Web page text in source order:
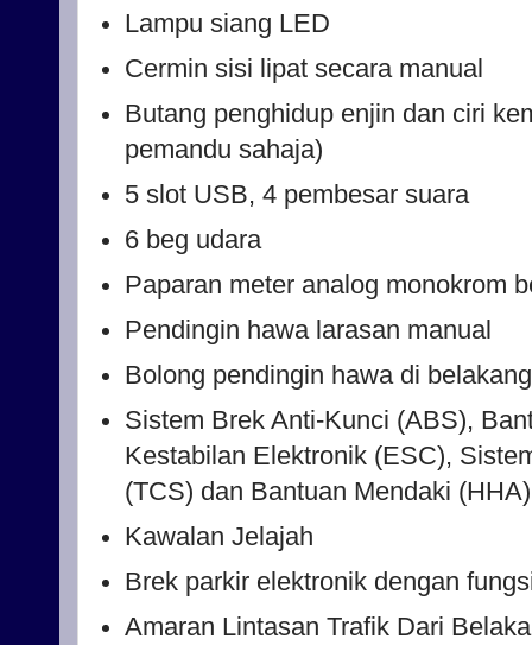
Lampu siang LED
Cermin sisi lipat secara manual
Butang penghidup enjin dan ciri
pemandu sahaja)
5 slot USB, 4 pembesar suara
6 beg udara
Paparan meter analog monokrom
Pendingin hawa larasan manual
Bolong pendingin hawa di belakang
Sistem Brek Anti-Kunci (ABS),
Kestabilan Elektronik (ESC),
(TCS) dan Bantuan Mendaki (HHA)
Kawalan Jelajah
Brek parkir elektronik dengan
Amaran Lintasan Trafik Dari